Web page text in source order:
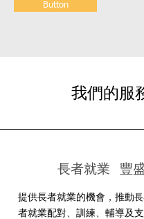
Button
我們的服
長者就業 豐
提供長者就業的機會，推動
者就業配對、訓練、輔導及支